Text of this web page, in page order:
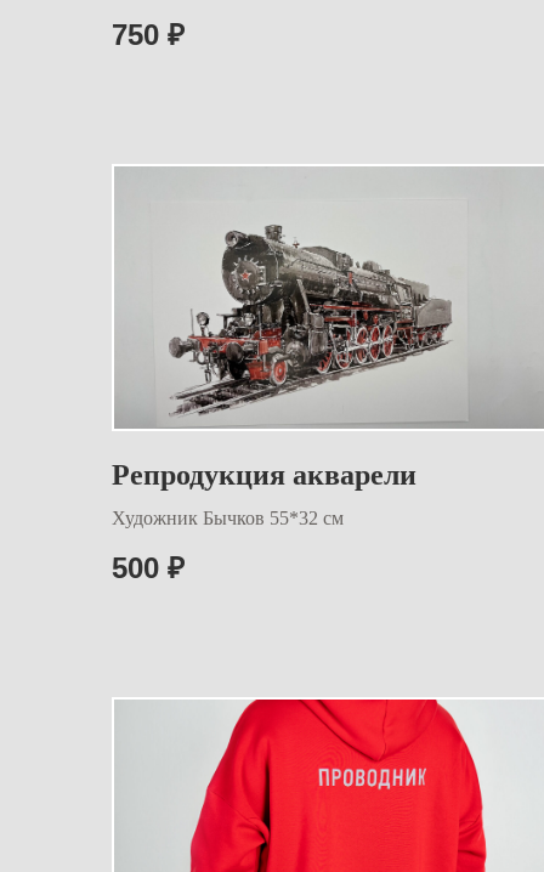
750 ₽
Репродукция акварели
Художник Бычков 55*32 см
500 ₽